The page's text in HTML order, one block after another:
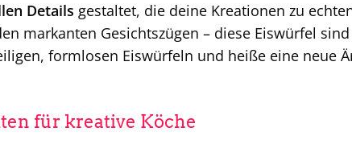
Details gestaltet, die deine Kreationen zu
markanten Gesichtszügen – diese Eiswürfel
formlosen Eiswürfeln und heiße eine neue
für kreative Köche